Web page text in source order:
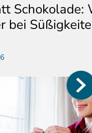
Schokolade:
bei